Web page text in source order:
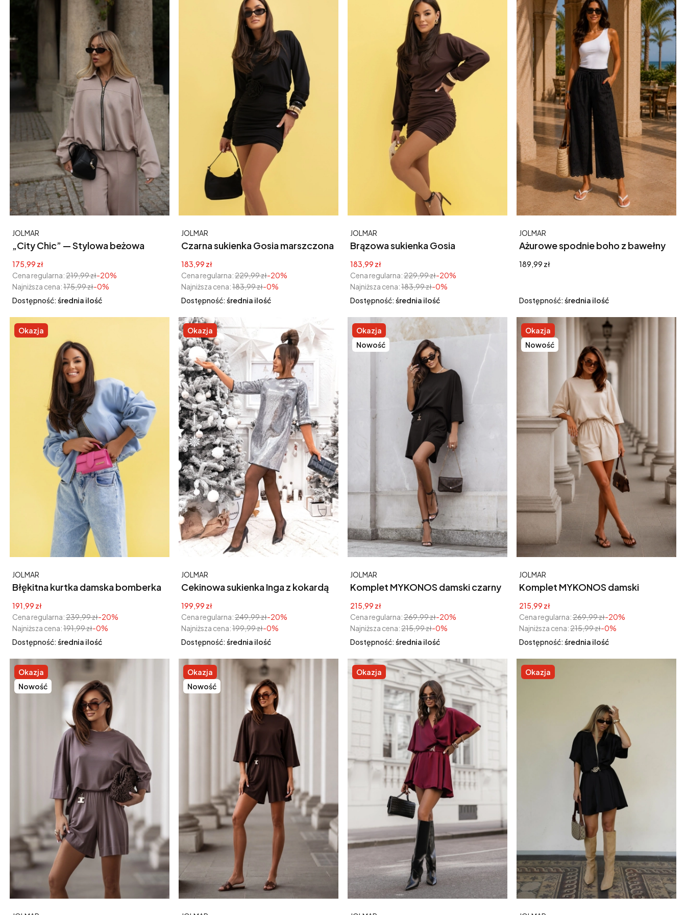
„City Chic” — Stylowa beżowa
Producent
JOLMAR
Cena promocyjna
175,99 zł
Cena regularna:219,99 zł-20%
Najniższa cena:175,99 zł-0%
Dostępność: średnia ilość
Czarna sukienka Gosia marszczona
Producent
JOLMAR
Cena promocyjna
183,99 zł
Cena regularna:229,99 zł-20%
Najniższa cena:183,99 zł-0%
Dostępność: średnia ilość
Brązowa sukienka Gosia
Producent
JOLMAR
Cena promocyjna
183,99 zł
Cena regularna:229,99 zł-20%
Najniższa cena:183,99 zł-0%
Dostępność: średnia ilość
Ażurowe spodnie boho z bawełny
Producent
JOLMAR
Cena
189,99 zł
Dostępność: średnia ilość
Okazja
Błękitna kurtka damska bomberka
Producent
JOLMAR
Cena promocyjna
191,99 zł
Cena regularna:239,99 zł-20%
Najniższa cena:191,99 zł-0%
Dostępność: średnia ilość
Okazja
Cekinowa sukienka Inga z kokardą
Producent
JOLMAR
Cena promocyjna
199,99 zł
Cena regularna:249,99 zł-20%
Najniższa cena:199,99 zł-0%
Dostępność: średnia ilość
Okazja
Nowość
Komplet MYKONOS damski czarny
Producent
JOLMAR
Cena promocyjna
215,99 zł
Cena regularna:269,99 zł-20%
Najniższa cena:215,99 zł-0%
Dostępność: średnia ilość
Okazja
Nowość
Komplet MYKONOS damski
Producent
JOLMAR
Cena promocyjna
215,99 zł
Cena regularna:269,99 zł-20%
Najniższa cena:215,99 zł-0%
Dostępność: średnia ilość
Okazja
Nowość
Okazja
Nowość
Okazja Okazja